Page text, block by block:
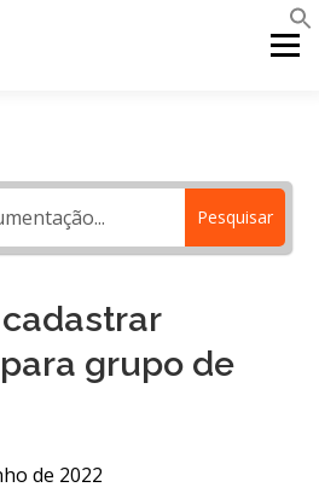
Menu
SUPORTE Pesquisar
grupo de
de 2022